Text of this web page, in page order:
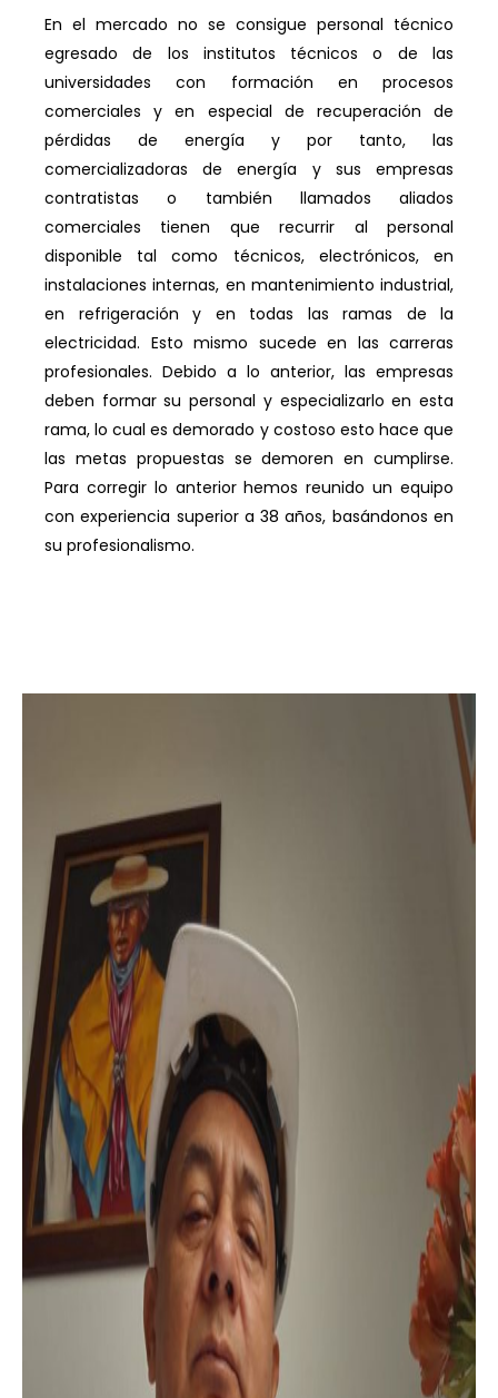
En el mercado no se consigue personal técnico
egresado de los institutos técnicos o de las
universidades con formación en procesos
comerciales y en especial de recuperación de
pérdidas de energía y por tanto, las
comercializadoras de energía y sus empresas
contratistas o también llamados aliados
comerciales tienen que recurrir al personal
disponible tal como técnicos, electrónicos, en
instalaciones internas, en mantenimiento industrial,
en refrigeración y en todas las ramas de la
electricidad. Esto mismo sucede en las carreras
profesionales. Debido a lo anterior, las empresas
deben formar su personal y especializarlo en esta
rama, lo cual es demorado y costoso esto hace que
las metas propuestas se demoren en cumplirse.
Para corregir lo anterior hemos reunido un equipo
con experiencia superior a 38 años, basándonos en
su profesionalismo.